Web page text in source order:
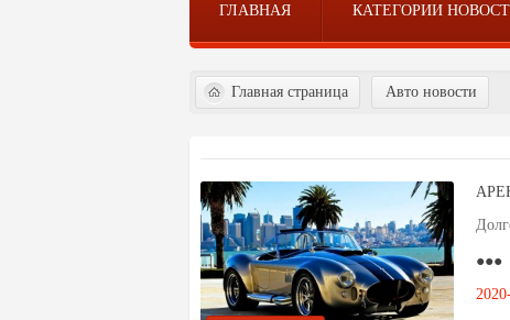
ГЛАВНАЯ КАТЕГОРИИ
Главная страница Авто новости
●●●